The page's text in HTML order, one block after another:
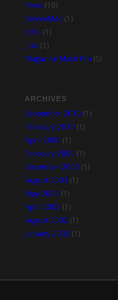
Press (10)
DeviceMed (1)
Echo (1)
Jitec (1)
Magazine Mach Pro (5)
ARCHIVES
September 2010 (1)
February 2010 (1)
April 2009 (1)
February 2009 (1)
December 2003 (1)
August 2003 (1)
May 2003 (1)
April 2003 (1)
August 2002 (1)
January 2002 (1)